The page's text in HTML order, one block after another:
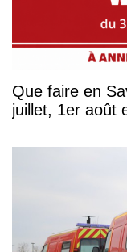
Que faire en